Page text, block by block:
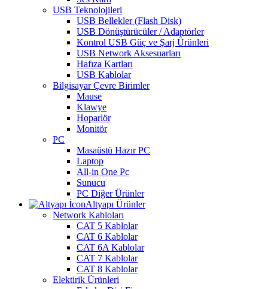
USB Teknolojileri
USB Bellekler (Flash Disk)
USB Dönüştürücüler / Adaptörler
Kontrol USB Güç ve Şarj Ürünleri
USB Network Aksesuarları
Hafıza Kartları
USB Kablolar
Bilgisayar Çevre Birimler
Mause
Klawye
Hoparlör
Monitör
PC
Masaüstü Hazır PC
Laptop
All-in One Pc
Sunucu
PC Diğer Ürünler
Altyapı Ürünler
Network Kabloları
CAT 5 Kablolar
CAT 6 Kablolar
CAT 6A Kablolar
CAT 7 Kablolar
CAT 8 Kablolar
Elektirik Ürünleri